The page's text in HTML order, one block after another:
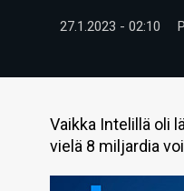
27.1.2023 - 02:10
Vaikka Intelillä oli
vielä 8 miljardia